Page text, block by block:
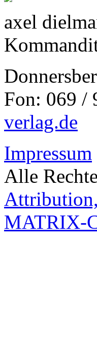
axel
Fon: 069 /
verlag.de
Impressum
Alle
MATRIX-